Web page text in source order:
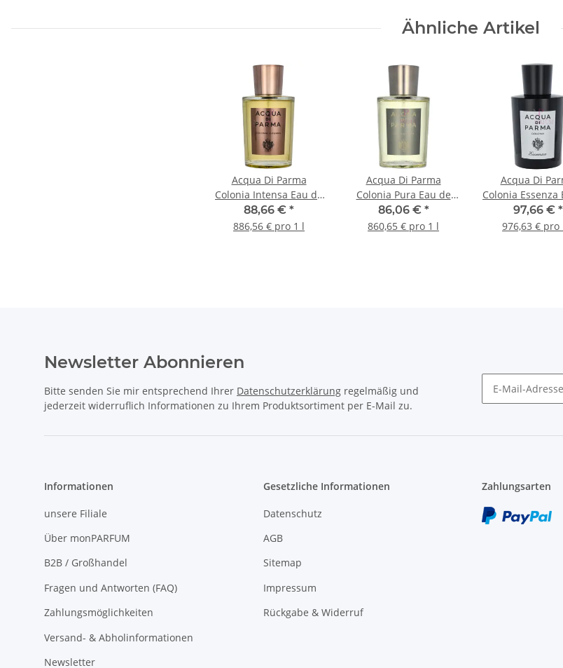
Ähnliche Artikel
Acqua Di Parma
Colonia Intensa Eau de
Cologne 100ml
88,66 € *
886,56 € pro 1 l
Acqua Di Parma
Colonia Pura Eau de
Cologne 100ml
86,06 € *
860,65 € pro 1 l
Acqua Di
Colonia Essenza
Cologne
97,66 € *
976,63 € pro
Newsletter Abonnieren
Bitte senden Sie mir entsprechend Ihrer Datenschutzerklärung regelmäßig und
jederzeit widerruflich Informationen zu Ihrem Produktsortiment per E-Mail zu.
Informationen
unsere Filiale
Über monPARFUM
B2B / Großhandel
Fragen und Antworten (FAQ)
Zahlungsmöglichkeiten
Versand- & Abholinformationen
Newsletter
Gesetzliche Informationen
Datenschutz
AGB
Sitemap
Impressum
Rückgabe & Widerruf
Zahlungsarten